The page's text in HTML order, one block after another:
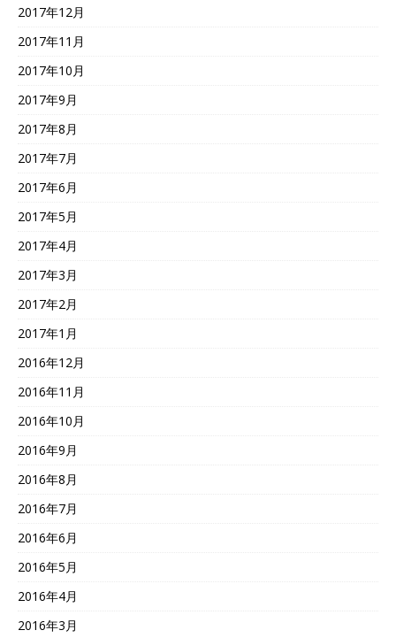
2017年12月
2017年11月
2017年10月
2017年9月
2017年8月
2017年7月
2017年6月
2017年5月
2017年4月
2017年3月
2017年2月
2017年1月
2016年12月
2016年11月
2016年10月
2016年9月
2016年8月
2016年7月
2016年6月
2016年5月
2016年4月
2016年3月